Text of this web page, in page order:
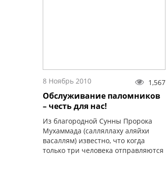
8 Ноябрь 2010 1,567
Обслуживание паломников
– честь для нас!
Из благородной Cунны Пророка
Мухаммада (салляллаху аляйхи
васаллям) известно, что когда
только три человека отправляются